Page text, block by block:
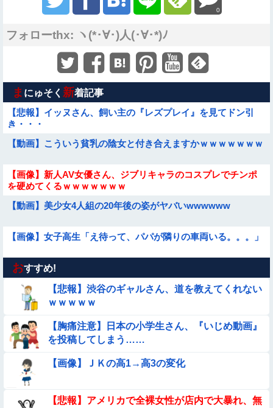
0
フォローthx: ヽ(*･∀･)人(･∀･*)ﾉ
ま にゅそく 新着記事
【悲報】イッヌさん、飼い主の『レズプレイ』を見てドン引
き・・・
【動画】こういう貧乳の陰女と付き合えますかｗｗｗｗｗｗｗ
【画像】新人AV女優さん、ジブリキャラのコスプレでチンポ
を硬めてくるｗｗｗｗｗｗｗ
【動画】美少女4人組の20年後の姿がヤバいwwwwww
【画像】女子高生「え待って、パパが隣りの車両いる。。。」
【動画像】女の子「ウエスト？・・・60㎝だよ！」
【動画】韓国アイドルさん、ヱチヱチ限界点を超えてしまう
【画像】巨大マンボウの稚魚さん、金平糖みたいでカワイイｗ
【画像】お前らこの超美人が整形か否か判定たのむ！！
【動画】女子中学生の『チン媚びダンス』が気持ち悪い🤮
おすすめ!
【悲報】渋谷のギャルさん、道を教えてくれない
ｗｗｗｗｗ
【胸痛注意】日本の小学生さん、『いじめ動画』
を投稿してしまう……
【画像】ＪＫの高1→高3の変化
【悲報】アメリカで全裸女性が店内で大暴れ、無